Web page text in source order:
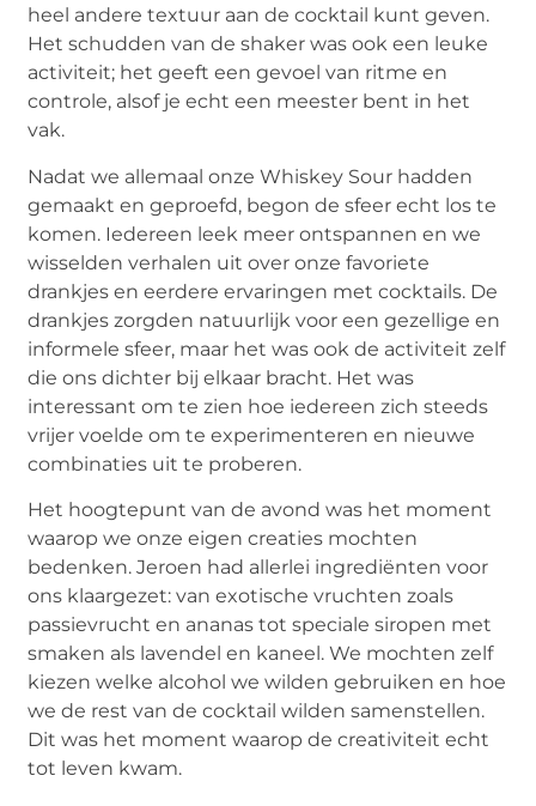
heel andere textuur aan de cocktail kunt geven.
Het schudden van de shaker was ook een leuke
activiteit; het geeft een gevoel van ritme en
controle, alsof je echt een meester bent in het
vak.
Nadat we allemaal onze Whiskey Sour hadden
gemaakt en geproefd, begon de sfeer echt los te
komen. Iedereen leek meer ontspannen en we
wisselden verhalen uit over onze favoriete
drankjes en eerdere ervaringen met cocktails. De
drankjes zorgden natuurlijk voor een gezellige en
informele sfeer, maar het was ook de activiteit zelf
die ons dichter bij elkaar bracht. Het was
interessant om te zien hoe iedereen zich steeds
vrijer voelde om te experimenteren en nieuwe
combinaties uit te proberen.
Het hoogtepunt van de avond was het moment
waarop we onze eigen creaties mochten
bedenken. Jeroen had allerlei ingrediënten voor
ons klaargezet: van exotische vruchten zoals
passievrucht en ananas tot speciale siropen met
smaken als lavendel en kaneel. We mochten zelf
kiezen welke alcohol we wilden gebruiken en hoe
we de rest van de cocktail wilden samenstellen.
Dit was het moment waarop de creativiteit echt
tot leven kwam.